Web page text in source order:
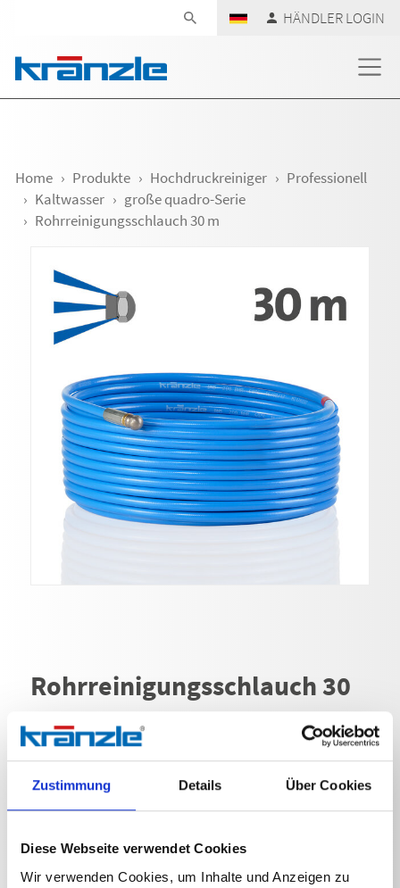
Zustimmung Details Über Cookies
Diese Webseite verwendet Cookies
Wir verwenden Cookies, um Inhalte und Anzeigen zu
HÄNDLER LOGIN
Home Produkte Hochdruckreiniger
Professionell
Kaltwasser
große quadro-Serie
Rohrreinigungsschlauch 30 m
Rohrreinigungsschlauch 30
Art. Nr. 125504
Rohrreinigungsschlauch 30 m Stecksystem D12